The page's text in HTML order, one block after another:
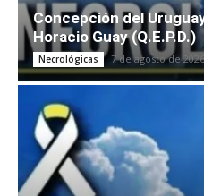
Concepción del
Horacio Guay (Q.E.P.D.)
Necrológicas 7 de agosto de 2026